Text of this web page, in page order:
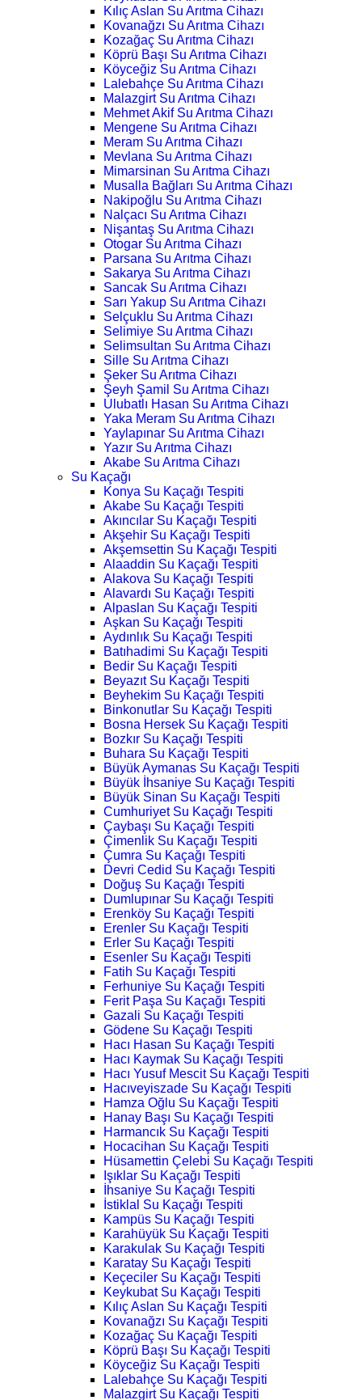
Kılıç Aslan Su Arıtma Cihazı
Kovanağzı Su Arıtma Cihazı
Kozağaç Su Arıtma Cihazı
Köprü Başı Su Arıtma Cihazı
Köyceğiz Su Arıtma Cihazı
Lalebahçe Su Arıtma Cihazı
Malazgirt Su Arıtma Cihazı
Mehmet Akif Su Arıtma Cihazı
Mengene Su Arıtma Cihazı
Meram Su Arıtma Cihazı
Mevlana Su Arıtma Cihazı
Mimarsinan Su Arıtma Cihazı
Musalla Bağları Su Arıtma Cihazı
Nakipoğlu Su Arıtma Cihazı
Nalçacı Su Arıtma Cihazı
Nişantaş Su Arıtma Cihazı
Otogar Su Arıtma Cihazı
Parsana Su Arıtma Cihazı
Sakarya Su Arıtma Cihazı
Sancak Su Arıtma Cihazı
Sarı Yakup Su Arıtma Cihazı
Selçuklu Su Arıtma Cihazı
Selimiye Su Arıtma Cihazı
Selimsultan Su Arıtma Cihazı
Sille Su Arıtma Cihazı
Şeker Su Arıtma Cihazı
Şeyh Şamil Su Arıtma Cihazı
Ulubatlı Hasan Su Arıtma Cihazı
Yaka Meram Su Arıtma Cihazı
Yaylapınar Su Arıtma Cihazı
Yazır Su Arıtma Cihazı
Akabe Su Arıtma Cihazı
Su Kaçağı
Konya Su Kaçağı Tespiti
Akabe Su Kaçağı Tespiti
Akıncılar Su Kaçağı Tespiti
Akşehir Su Kaçağı Tespiti
Akşemsettin Su Kaçağı Tespiti
Alaaddin Su Kaçağı Tespiti
Alakova Su Kaçağı Tespiti
Alavardı Su Kaçağı Tespiti
Alpaslan Su Kaçağı Tespiti
Aşkan Su Kaçağı Tespiti
Aydınlık Su Kaçağı Tespiti
Batıhadimi Su Kaçağı Tespiti
Bedir Su Kaçağı Tespiti
Beyazıt Su Kaçağı Tespiti
Beyhekim Su Kaçağı Tespiti
Binkonutlar Su Kaçağı Tespiti
Bosna Hersek Su Kaçağı Tespiti
Bozkır Su Kaçağı Tespiti
Buhara Su Kaçağı Tespiti
Büyük Aymanas Su Kaçağı Tespiti
Büyük İhsaniye Su Kaçağı Tespiti
Büyük Sinan Su Kaçağı Tespiti
Cumhuriyet Su Kaçağı Tespiti
Çaybaşı Su Kaçağı Tespiti
Çimenlik Su Kaçağı Tespiti
Çumra Su Kaçağı Tespiti
Devri Cedid Su Kaçağı Tespiti
Doğuş Su Kaçağı Tespiti
Dumlupınar Su Kaçağı Tespiti
Erenköy Su Kaçağı Tespiti
Erenler Su Kaçağı Tespiti
Erler Su Kaçağı Tespiti
Esenler Su Kaçağı Tespiti
Fatih Su Kaçağı Tespiti
Ferhuniye Su Kaçağı Tespiti
Ferit Paşa Su Kaçağı Tespiti
Gazali Su Kaçağı Tespiti
Gödene Su Kaçağı Tespiti
Hacı Hasan Su Kaçağı Tespiti
Hacı Kaymak Su Kaçağı Tespiti
Hacı Yusuf Mescit Su Kaçağı Tespiti
Hacıveyiszade Su Kaçağı Tespiti
Hamza Oğlu Su Kaçağı Tespiti
Hanay Başı Su Kaçağı Tespiti
Harmancık Su Kaçağı Tespiti
Hocacihan Su Kaçağı Tespiti
Hüsamettin Çelebi Su Kaçağı Tespiti
Işıklar Su Kaçağı Tespiti
İhsaniye Su Kaçağı Tespiti
İstiklal Su Kaçağı Tespiti
Kampüs Su Kaçağı Tespiti
Karahüyük Su Kaçağı Tespiti
Karakulak Su Kaçağı Tespiti
Karatay Su Kaçağı Tespiti
Keçeciler Su Kaçağı Tespiti
Keykubat Su Kaçağı Tespiti
Kılıç Aslan Su Kaçağı Tespiti
Kovanağzı Su Kaçağı Tespiti
Kozağaç Su Kaçağı Tespiti
Köprü Başı Su Kaçağı Tespiti
Köyceğiz Su Kaçağı Tespiti
Lalebahçe Su Kaçağı Tespiti
Malazgirt Su Kaçağı Tespiti